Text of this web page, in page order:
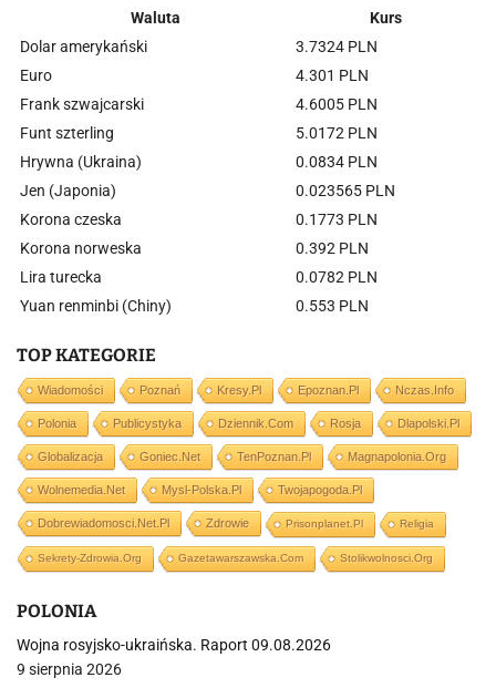
Waluta
Kurs
Dolar amerykański
3.7324 PLN
Euro
4.301 PLN
Frank szwajcarski
4.6005 PLN
Funt szterling
5.0172 PLN
Hrywna (Ukraina)
0.0834 PLN
Jen (Japonia)
0.023565 PLN
Korona czeska
0.1773 PLN
Korona norweska
0.392 PLN
Lira turecka
0.0782 PLN
Yuan renminbi (Chiny)
0.553 PLN
TOP KATEGORIE
Wiadomości Poznań Kresy.pl Epoznan.pl Nczas.info
Polonia Publicystyka Dziennik.com Rosja Dlapolski.pl
Globalizacja Goniec.net TenPoznan.pl Magnapolonia.org
Wolnemedia.net Mysl-Polska.pl Twojapogoda.pl
Dobrewiadomosci.net.pl Zdrowie Prisonplanet.pl Religia
Sekrety-Zdrowia.org Gazetawarszawska.com Stolikwolnosci.org
POLONIA
Wojna rosyjsko-ukraińska. Raport 09.08.2026
9 sierpnia 2026